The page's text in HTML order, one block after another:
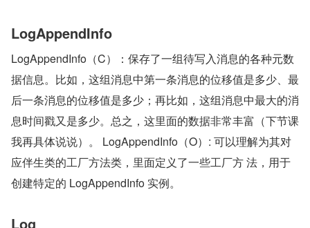
LogAppendInfo
LogAppendInfo（C）：保存了一组待写入消息的各种元数
据信息。比如，这组消息中第一条消息的位移值是多少、最
后一条消息的位移值是多少；再比如，这组消息中最大的消
息时间戳又是多少。总之，这里面的数据非常丰富（下节课
我再具体说说）。 LogAppendInfo（O）: 可以理解为其对
应伴生类的工厂方法类，里面定义了一些工厂方 法，用于
创建特定的 LogAppendInfo 实例。
Log